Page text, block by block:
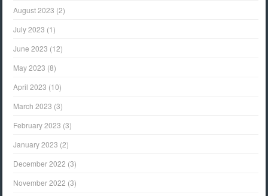
August 2023 (2)
July 2023 (1)
June 2023 (12)
May 2023 (8)
April 2023 (10)
March 2023 (3)
February 2023 (3)
January 2023 (2)
December 2022 (3)
November 2022 (3)